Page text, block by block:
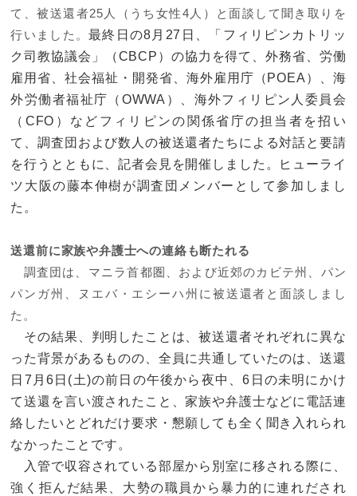
て、被送還者25人（うち女性4人）と面談して聞き取りを
行いました。最終日の8月27日、「フィリピンカトリッ
ク司教協議会」（CBCP）の協力を得て、外務省、労働
雇用省、社会福祉・開発省、海外雇用庁（POEA）、海
外労働者福祉庁（OWWA）、海外フィリピン人委員会
（CFO）などフィリピンの関係省庁の担当者を招い
て、調査団および数人の被送還者たちによる対話と要請
を行うとともに、記者会見を開催しました。ヒューライ
ツ大阪の藤本伸樹が調査団メンバーとして参加しまし
た。
送還前に家族や弁護士への連絡も断たれる
調査団は、マニラ首都圏、および近郊のカビテ州、パン
パンガ州、ヌエバ・エシーハ州に被送還者と面談しまし
た。
その結果、判明したことは、被送還者それぞれに異な
った背景があるものの、全員に共通していたのは、送還
日7月6日(土)の前日の午後から夜中、6日の未明にかけ
て送還を言い渡されたこと、家族や弁護士などに電話連
絡したいとどれだけ要求・懇願しても全く聞き入れられ
なかったことです。
入管で収容されている部屋から別室に移される際に、
強く拒んだ結果、大勢の職員から暴力的に連れだされ